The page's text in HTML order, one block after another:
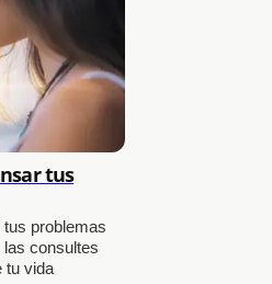
tus
problemas
consultes
tu vida